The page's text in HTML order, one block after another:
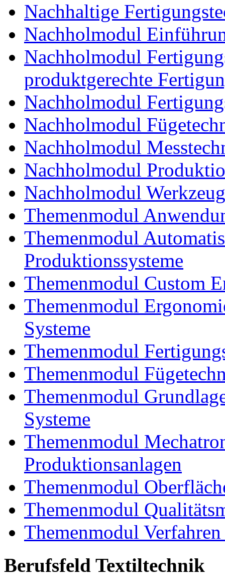
Nachhaltige
Nachholmodul
Nachholmodul
produktgerechte
Nachholmodul
Nachholmodul
Nachholmodul
Nachholmodul
Nachholmodul
Themenmodul
Themenmodul
Produktionssysteme
Themenmodul Custom
Themenmodul
Systeme
Themenmodul
Themenmodul
Themenmodul
Systeme
Themenmodul
Produktionsanlagen
Themenmodul
Themenmodul
Themenmodul
Berufsfeld Textiltechnik